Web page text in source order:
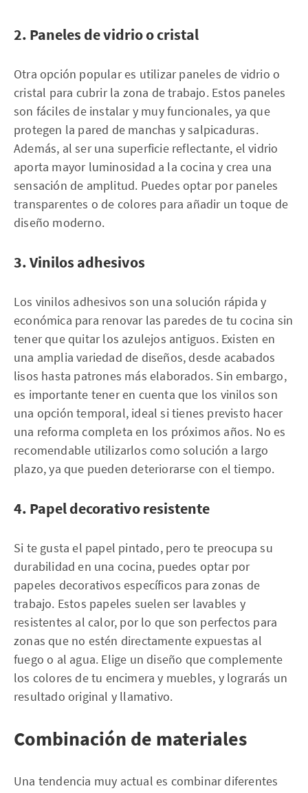
2. Paneles de vidrio o cristal
Otra opción popular es utilizar paneles de vidrio o
cristal para cubrir la zona de trabajo. Estos paneles
son fáciles de instalar y muy funcionales, ya que
protegen la pared de manchas y salpicaduras.
Además, al ser una superficie reflectante, el vidrio
aporta mayor luminosidad a la cocina y crea una
sensación de amplitud. Puedes optar por paneles
transparentes o de colores para añadir un toque de
diseño moderno.
3. Vinilos adhesivos
Los vinilos adhesivos son una solución rápida y
económica para renovar las paredes de tu cocina sin
tener que quitar los azulejos antiguos. Existen en
una amplia variedad de diseños, desde acabados
lisos hasta patrones más elaborados. Sin embargo,
es importante tener en cuenta que los vinilos son
una opción temporal, ideal si tienes previsto hacer
una reforma completa en los próximos años. No es
recomendable utilizarlos como solución a largo
plazo, ya que pueden deteriorarse con el tiempo.
4. Papel decorativo resistente
Si te gusta el papel pintado, pero te preocupa su
durabilidad en una cocina, puedes optar por
papeles decorativos específicos para zonas de
trabajo. Estos papeles suelen ser lavables y
resistentes al calor, por lo que son perfectos para
zonas que no estén directamente expuestas al
fuego o al agua. Elige un diseño que complemente
los colores de tu encimera y muebles, y lograrás un
resultado original y llamativo.
Combinación de materiales
Una tendencia muy actual es combinar diferentes